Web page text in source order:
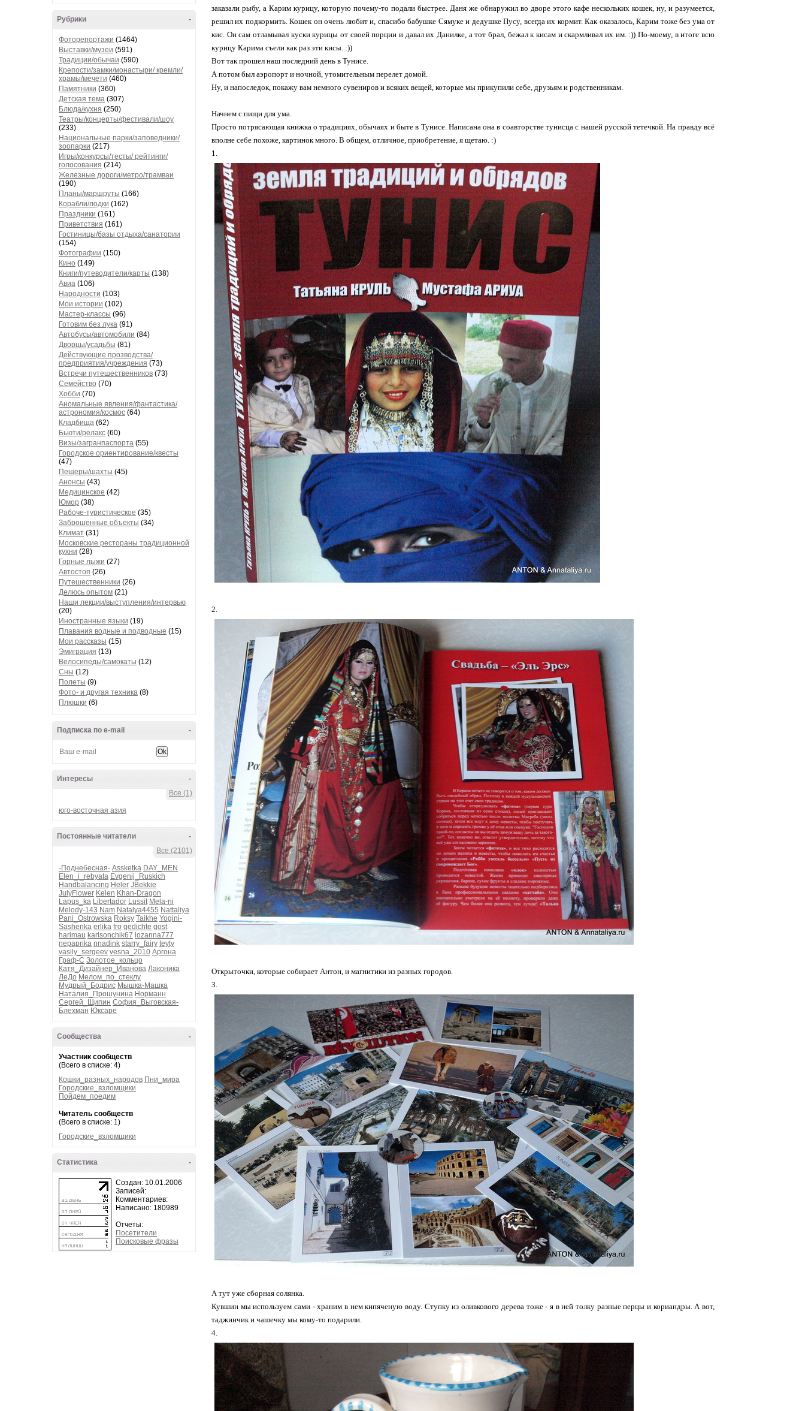
-
Рубрики
Фоторепортажи (1464)
Выставки/музеи (591)
Традиции/обычаи (590)
Крепости/замки/монастыри/ кремли/
храмы/мечети (460)
Памятники (360)
Детская тема (307)
Блюда/кухня (250)
Театры/концерты/фестивали/шоу
(233)
Национальные парки/заповедники/
зоопарки (217)
Игры/конкурсы/тесты/ рейтинги/
голосования (214)
Железные дороги/метро/трамваи
(190)
Планы/маршруты (166)
Корабли/лодки (162)
Праздники (161)
Приветствия (161)
Гостиницы/базы отдыха/санатории
(154)
Фотографии (150)
Кино (149)
Книги/путеводители/карты (138)
Авиа (106)
Народности (103)
Мои истории (102)
Мастер-классы (96)
Готовим без лука (91)
Автобусы/автомобили (84)
Дворцы/усадьбы (81)
Действующие прозводства/
предприятия/учреждения (73)
Встречи путешественников (73)
Семейство (70)
Хобби (70)
Аномальные явления/фантастика/
астрономия/космос (64)
Кладбища (62)
Бьюти/релакс (60)
Визы/загранпаспорта (55)
Городское ориентирование/квесты
(47)
Пещеры/шахты (45)
Анонсы (43)
Медицинское (42)
Юмор (38)
Рабоче-туристическое (35)
Заброшенные объекты (34)
Климат (31)
Московские рестораны традиционной
кухни (28)
Горные лыжи (27)
Автостоп (26)
Путешественники (26)
Делюсь опытом (21)
Наши лекции/выступления/интервью
(20)
Иностранные языки (19)
Плавания водные и подводные (15)
Мои рассказы (15)
Эмиграция (13)
Велосипеды/самокаты (12)
Сны (12)
Полеты (9)
Фото- и другая техника (8)
Плюшки (6)
-
Подписка по e-mail
-
Интересы
Все (1)
юго-восточная азия
-
Постоянные читатели
Все (2101)
-Поднебесная- Assketka DAY_MEN
Elen_i_rebyata Evgenij_Ruskich
Handbalancing Heler JBekkie
JulyFlower Kelen Khan-Dragon
Lapus_ka Libertador Lussit Mela-ni
Melody-143 Nam Natalya4455 Nattaliya
Pani_Ostrowska Roksy Taikhe Yogini-
Sashenka erlika fro gedichte gost
harimau karlsonchik67 lozanna777
nepaprika nnadink starry_fairy teyty
vasily_sergeev vesna_2010 Аргона
Граф-С Золотое_кольцо
Катя_Дизайнер_Иванова Лаконика
ЛеДо Мелом_по_стеклу
Мудрый_Бодрис Мышка-Машка
Наталия_Прошунина Норманн
Сергей_Щипин София_Выговская-
Блехман Юксаре
-
Сообщества
Участник сообществ
(Всего в списке: 4)
Кошки_разных_народов Пни_мира
Городские_взломщики
Пойдем_поедим
Читатель сообществ
(Всего в списке: 1)
Городские_взломщики
-
Статистика
Создан: 10.01.2006
Записей:
Комментариев:
Написано: 180989
Отчеты:
Посетители
Поисковые фразы
заказали рыбу, а Карим курицу, которую почему-то подали быстрее. Даня же обнаружил во дворе этого кафе нескольких кошек, ну, и разумеется,
решил их подкормить. Кошек он очень любит и, спасибо бабушке Сямуке и дедушке Пусу, всегда их кормит. Как оказалось, Карим тоже без ума от
кис. Он сам отламывал куски курицы от своей порции и давал их Данилке, а тот брал, бежал к кисам и скармливал их им. :)) По-моему, в итоге всю
курицу Карима съели как раз эти кисы. :))
Вот так прошел наш последний день в Тунисе.
А потом был аэропорт и ночной, утомительным перелет домой.
Ну, и напоследок, покажу вам немного сувениров и всяких вещей, которые мы прикупили себе, друзьям и родственникам.
Начнем с пищи для ума.
Просто потрясающая книжка о традициях, обычаях и быте в Тунисе. Написана она в соавторстве тунисца с нашей русской тетечкой. На правду всё
вполне себе похоже, картинок много. В общем, отличное, приобретение, я щетаю. :)
1.
2.
Открыточки, которые собирает Антон, и магнитики из разных городов.
3.
А тут уже сборная солянка.
Кувшин мы используем сами - храним в нем кипяченую воду. Ступку из оливкового дерева тоже - я в ней толку разные перцы и кориандры. А вот,
таджинчик и чашечку мы кому-то подарили.
4.